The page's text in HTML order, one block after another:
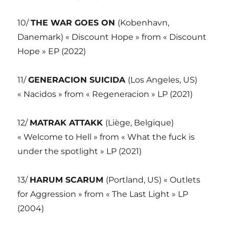
10/THE WAR GOES ON (Kobenhavn,
Danemark) « Discount Hope » from « Discount
Hope » EP (2022)
11/GENERACION SUICIDA (Los Angeles, US)
« Nacidos » from « Regeneracion » LP (2021)
12/ MATRAK ATTAKK (Liège, Belgique)
« Welcome to Hell » from « What the fuck is
under the spotlight » LP (2021)
13/ HARUM SCARUM (Portland, US) « Outlets
for Aggression » from « The Last Light » LP
(2004)